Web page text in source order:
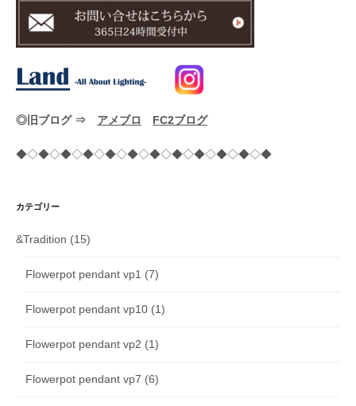
◎旧ブログ ⇒ アメブロ FC2ブログ
◆◇◆◇◆◇◆◇◆◇◆◇◆◇◆◇◆◇◆◇◆◇◆
カテゴリー
&Tradition (15)
Flowerpot pendant vp1 (7)
Flowerpot pendant vp10 (1)
Flowerpot pendant vp2 (1)
Flowerpot pendant vp7 (6)